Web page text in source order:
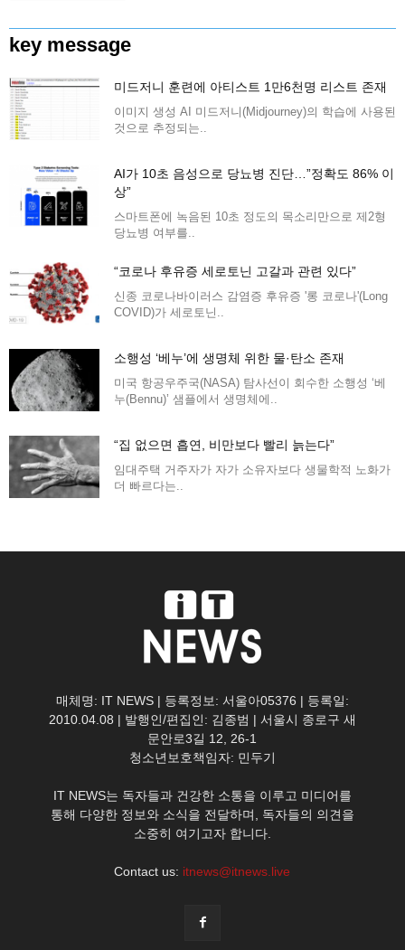
key message
미드저니 훈련에 아티스트 1만6천명 리스트 존재
이미지 생성 AI 미드저니(Midjourney)의 학습에 사용된
것으로 추정되는..
AI가 10초 음성으로 당뇨병 진단…”정확도 86% 이
상”
스마트폰에 녹음된 10초 정도의 목소리만으로 제2형
당뇨병 여부를..
“코로나 후유증 세로토닌 고갈과 관련 있다”
신종 코로나바이러스 감염증 후유증 '롱 코로나'(Long
COVID)가 세로토닌..
소행성 ‘베누’에 생명체 위한 물·탄소 존재
미국 항공우주국(NASA) 탐사선이 회수한 소행성 ‘베
누(Bennu)’ 샘플에서 생명체에..
“집 없으면 흡연, 비만보다 빨리 늙는다”
임대주택 거주자가 자가 소유자보다 생물학적 노화가
더 빠르다는..
매체명: IT NEWS | 등록정보: 서울아05376 | 등록일:
2010.04.08 | 발행인/편집인: 김종범 | 서울시 종로구 새
문안로3길 12, 26-1
청소년보호책임자: 민두기
IT NEWS는 독자들과 건강한 소통을 이루고 미디어를
통해 다양한 정보와 소식을 전달하며, 독자들의 의견을
소중히 여기고자 합니다.
Contact us: itnews@itnews.live